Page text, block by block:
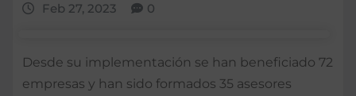
Feb 27, 2023 0
Desde su implementación se han beneficiado 72
empresas y han sido formados 35 asesores